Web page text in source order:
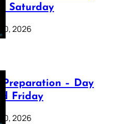
Saturday
2026
Preparation – Day
Friday
2026